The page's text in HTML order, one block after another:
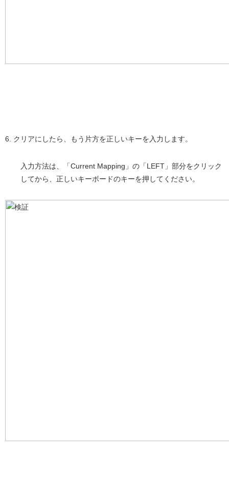
6. クリアにしたら、もう片方を正しいキーを入力します。
入力方法は、「Current Mapping」の「LEFT」部分をクリック
してから、正しいキーボードのキーを押してください。